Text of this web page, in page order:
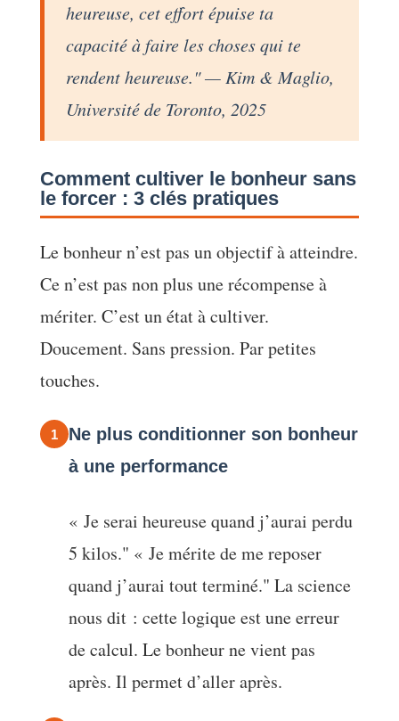
heureuse, cet effort épuise ta
capacité à faire les choses qui te
rendent heureuse." — Kim & Maglio,
Université de Toronto, 2025
Comment cultiver le bonheur sans
le forcer : 3 clés pratiques
Le bonheur n’est pas un objectif à atteindre.
Ce n’est pas non plus une récompense à
mériter. C’est un état à cultiver.
Doucement. Sans pression. Par petites
touches.
1
Ne plus conditionner son bonheur
à une performance
« Je serai heureuse quand j’aurai perdu
5 kilos." « Je mérite de me reposer
quand j’aurai tout terminé." La science
nous dit : cette logique est une erreur
de calcul. Le bonheur ne vient pas
après. Il permet d’aller après.